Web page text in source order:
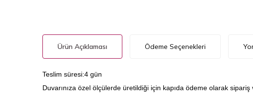
Ürün Açıklaması Ödeme Seçenekleri
Teslim süresi:4 gün
Duvarınıza özel ölçülerde üretildiği için kapıda ödeme olarak sipariş